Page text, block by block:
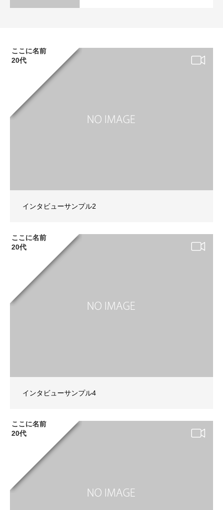
ここに名前
20代
インタビューサンプル2
ここに名前
20代
インタビューサンプル4
ここに名前
20代